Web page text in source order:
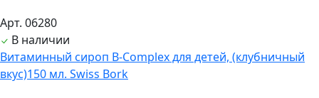
Арт. 06280
В наличии
Витаминный сироп B-Complex для детей, (клубничный
вкус)150 мл. Swiss Bork